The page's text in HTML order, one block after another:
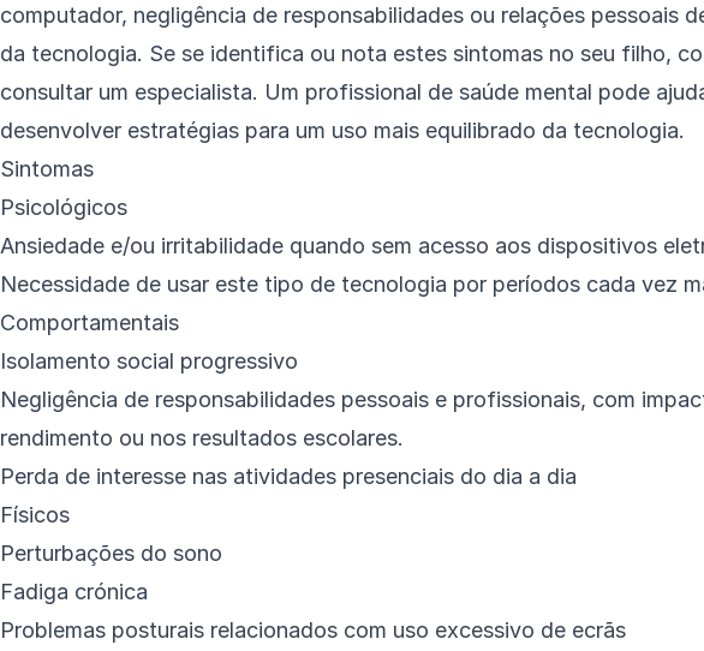
computador, negligência de responsabilidades ou relações pessoais
da tecnologia. Se se identifica ou nota estes sintomas no seu filho,
consultar um especialista. Um profissional de saúde mental pode
desenvolver estratégias para um uso mais equilibrado da tecnologia.
Sintomas
Psicológicos
Ansiedade e/ou irritabilidade quando sem acesso aos dispositivos
Necessidade de usar este tipo de tecnologia por períodos cada vez
Comportamentais
Isolamento social progressivo
Negligência de responsabilidades pessoais e profissionais, com
rendimento ou nos resultados escolares.
Perda de interesse nas atividades presenciais do dia a dia
Físicos
Perturbações do sono
Fadiga crónica
Problemas posturais relacionados com uso excessivo de ecrãs